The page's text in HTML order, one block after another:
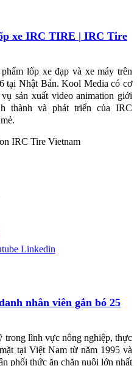
xe IRC TIRE | IRC Tire
lốp xe đạp và xe máy trên
tại Nhật Bản. Kool Media có cơ
sản xuất video animation giới
thành và phát triển của IRC
IRC Tire Vietnam
Linkedin
nhân viên gắn bó 25
trong lĩnh vực nông nghiệp, thực
tại Việt Nam từ năm 1995 và
phối thức ăn chăn nuôi lớn nhất